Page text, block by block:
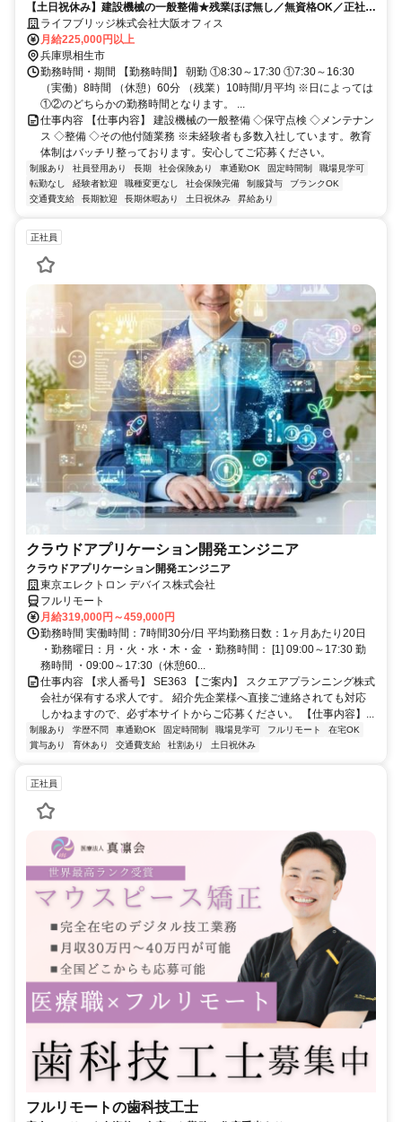
【土日祝休み】建設機械の一般整備★残業ほぼ無し／無資格OK／正社員
登用あり！
ライフブリッジ株式会社大阪オフィス
月給225,000円以上
兵庫県相生市
勤務時間・期間 【勤務時間】 朝勤 ①8:30～17:30 ①7:30～16:30
（実働）8時間 （休憩）60分 （残業）10時間/月平均 ※日によっては
①②のどちらかの勤務時間となります。 ...
仕事内容 【仕事内容】 建設機械の一般整備 ◇保守点検 ◇メンテナン
ス ◇整備 ◇その他付随業務 ※未経験者も多数入社しています。教育
体制はバッチリ整っております。安心してご応募ください。
制服あり 社員登用あり 長期 社会保険あり 車通勤OK 固定時間制
職場見学可
転勤なし
経験者歓迎 職種変更なし 社会保険完備 制服貸与
ブランクOK
交通費支給
長期歓迎 長期休暇あり 土日祝休み 昇給あり
正社員
クラウドアプリケーション開発エンジニア
クラウドアプリケーション開発エンジニア
東京エレクトロン デバイス株式会社
フルリモート
月給319,000円～459,000円
勤務時間 実働時間：7時間30分/日 平均勤務日数：1ヶ月あたり20日
・勤務曜日：月・火・水・木・金 ・勤務時間： [1] 09:00～17:30 勤
務時間 ・09:00～17:30（休憩60...
仕事内容 【求人番号】 SE363 【ご案内】 スクエアプランニング株式
会社が保有する求人です。 紹介先企業様へ直接ご連絡されても対応
しかねますので、必ず本サイトからご応募ください。 【仕事内容】...
制服あり 学歴不問 車通勤OK 固定時間制 職場見学可 フルリモート
在宅OK
賞与あり
育休あり 交通費支給 社割あり 土日祝休み
正社員
フルリモートの歯科技工士